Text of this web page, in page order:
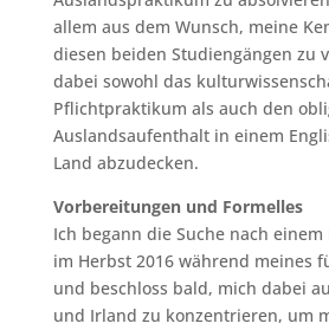
allem aus dem Wunsch, meine
diesen beiden Studiengängen zu
dabei sowohl das
Pflichtpraktikum als auch den
Auslandsaufenthalt in einem
Land abzudecken.
Vorbereitungen und Formelles
Ich begann die Suche nach
im Herbst 2016 während meines
und beschloss bald, mich dabei
und Irland zu konzentrieren, um